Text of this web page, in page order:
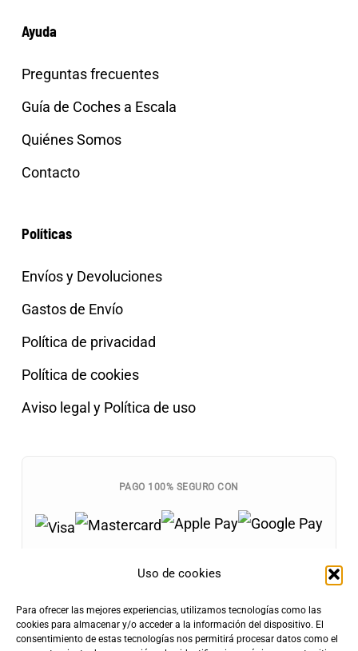
Uso de cookies
Para ofrecer las mejores experiencias, utilizamos tecnologías como las
cookies para almacenar y/o acceder a la información del dispositivo. El
consentimiento de estas tecnologías nos permitirá procesar datos como el
Ayuda
Preguntas frecuentes
Guía de Coches a Escala
Quiénes Somos
Contacto
Políticas
Envíos y Devoluciones
Gastos de Envío
Política de privacidad
Política de cookies
Aviso legal y Política de uso
PAGO 100% SEGURO CON
Tarifa de Envío Entrega Rápida
Envíos Gratis
+100€